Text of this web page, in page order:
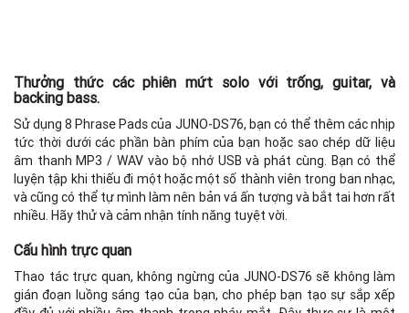
Thưởng thức các phiên mứt solo với trống, guitar, và
backing bass.
Sử dụng 8 Phrase Pads của JUNO-DS76, bạn có thể thêm các nhịp
tức thời dưới các phần bàn phím của bạn hoặc sao chép dữ liệu
âm thanh MP3 / WAV vào bộ nhớ USB và phát cùng. Bạn có thể
luyện tập khi thiếu đi một hoặc một số thành viên trong ban nhạc,
và cũng có thể tự mình làm nên bản vá ấn tượng và bắt tai hơn rất
nhiều. Hãy thử và cảm nhận tính năng tuyệt vời.
Cấu hình trực quan
Thao tác trực quan, không ngừng của JUNO-DS76 sẽ không làm
gián đoạn luồng sáng tạo của bạn, cho phép bạn tạo sự sắp xếp